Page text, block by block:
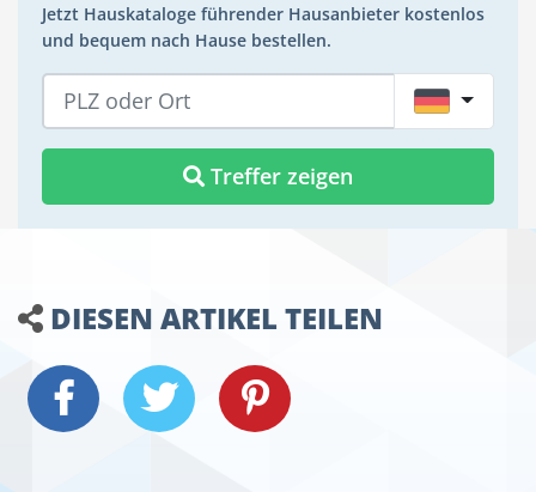
Jetzt Hauskataloge führender Hausanbieter kostenlos
und bequem nach Hause bestellen.
DE
Treffer zeigen
DIESEN ARTIKEL TEILEN